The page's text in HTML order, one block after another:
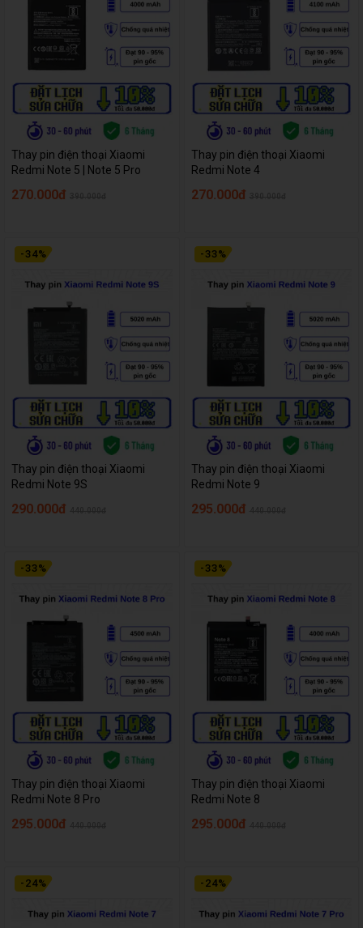
Thay pin điện thoại Xiaomi
Redmi Note 5 | Note 5 Pro
270.000đ
Thay pin điện thoại Xiaomi
Redmi Note 4
270.000đ
- 34%
Thay pin điện thoại Xiaomi
Redmi Note 9S
290.000đ
- 33%
Thay pin điện thoại Xiaomi
Redmi Note 9
295.000đ
- 33%
Thay pin điện thoại Xiaomi
Redmi Note 8 Pro
295.000đ
- 33%
Thay pin điện thoại Xiaomi
Redmi Note 8
295.000đ
- 24% - 24%